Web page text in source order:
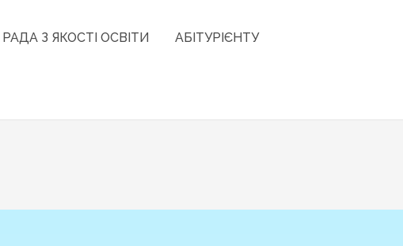
РАДА З ЯКОСТІ ОСВІТИ АБІТУРІЄНТУ